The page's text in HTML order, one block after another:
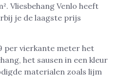
Vliesbehang Venlo heeft
je de laagste prijs
per vierkante meter het
het sausen in een kleur
materialen zoals lijm